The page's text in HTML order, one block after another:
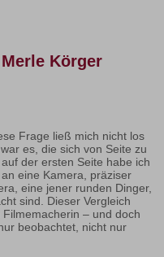
Körger
Frage ließ mich nicht los
es, die sich von Seite zu
der ersten Seite habe ich
eine Kamera, präziser
eine jener runden Dinger,
sind. Dieser Vergleich
– und doch
beobachtet, nicht nur